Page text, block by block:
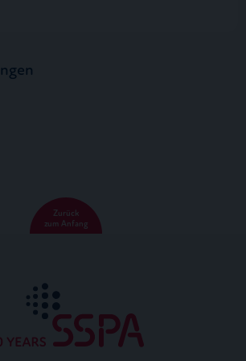
Zurück
zum Anfang